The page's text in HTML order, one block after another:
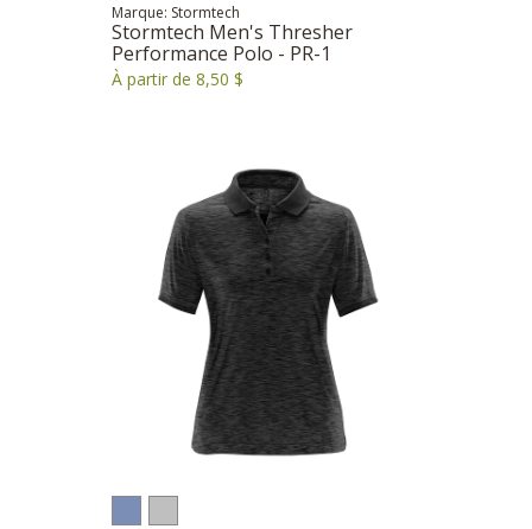
Marque: Stormtech
Stormtech Men's Thresher
Performance Polo - PR-1
À partir de 8,50 $